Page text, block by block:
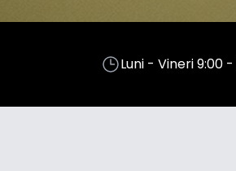
Luni - Vineri 9:00 -